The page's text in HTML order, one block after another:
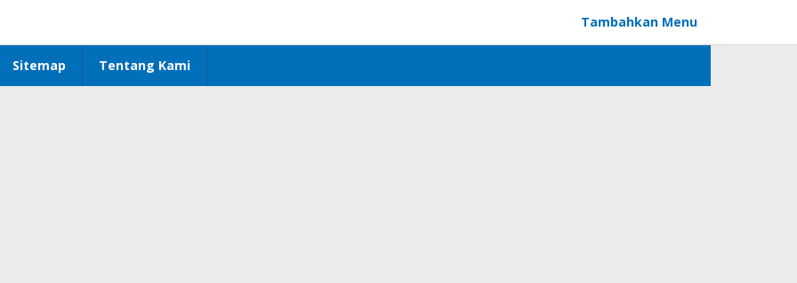
Tambahkan Menu
Sitemap Tentang Kami